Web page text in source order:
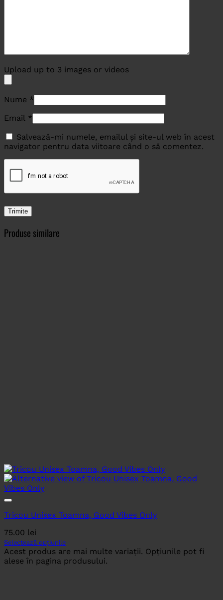
Upload up to 3 images or videos
Nume *
Email *
Salvează-mi numele, emailul și site-ul web în acest
navigator pentru data viitoare când o să comentez.
Produse similare
Tricou Unisex Toamna, Good Vibes Only
75.00 lei
Selectează opțiunile
Acest produs are mai multe variații. Opțiunile pot fi
alese în pagina produsului.